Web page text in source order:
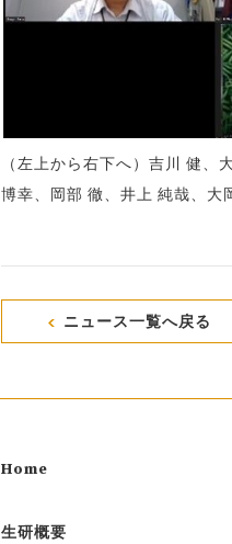
（左上から右下へ）吉川 健
博幸、岡部 徹、井上 純哉、大
ニュース一覧へ戻る
Home
生研概要